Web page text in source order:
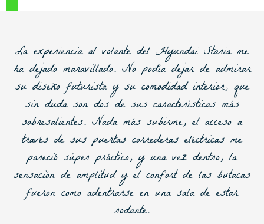
La experiencia al volante del Hyundai Staria me
ha dejado maravillado. No podía dejar de admirar
su diseño futurista y su comodidadinterior, que
sin duda son dos de sus características más
sobresalientes. Nada más subirme, el acceso a
través de sus puertas correderas eléctricas me
pareció súper práctico, y una vez dentro, la
sensación de amplitud y el confort de las butacas
fueron como adentrarse en una sala de estar
rodante.